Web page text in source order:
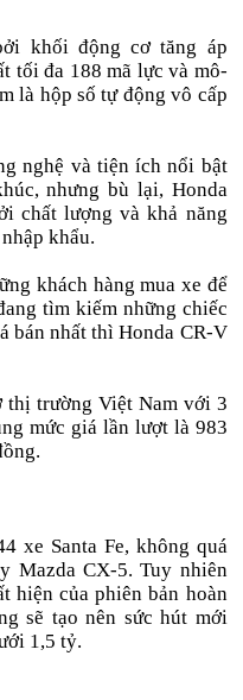
khối động cơ tăng áp
tối đa 188 mã lực và mô-
là hộp số tự động vô cấp
nghệ và tiện ích nổi bật
nhưng bù lại, Honda
chất lượng và khả năng
khẩu.
khách hàng mua xe để
tìm kiếm những chiếc
bán nhất thì Honda CR-V
thị trường Việt Nam với 3
mức giá lần lượt là 983
xe Santa Fe, không quá
Mazda CX-5. Tuy nhiên
hiện của phiên bản hoàn
sẽ tạo nên sức hút mới
1,5 tỷ.